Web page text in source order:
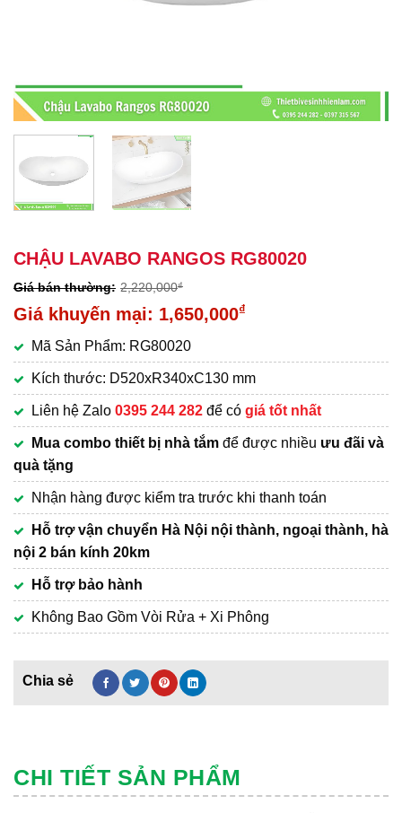
CHẬU LAVABO RANGOS RG80020
2,220,000₫
Giá
là:
2,220,000₫.
1,650,000₫
hiện
tại
là:
1,650,000₫.
Mã Sản Phẩm: RG80020
Kích thước: D520xR340xC130 mm
Liên hệ Zalo 0395 244 282 để có giá tốt nhất
Mua combo thiết bị nhà tắm để được nhiều ưu đãi và
quà tặng
Nhận hàng được kiểm tra trước khi thanh toán
Hỗ trợ vận chuyển Hà Nội nội thành, ngoại thành, hà
nội 2 bán kính 20km
Hỗ trợ bảo hành
Không Bao Gồm Vòi Rửa + Xi Phông
CHI TIẾT SẢN PHẨM